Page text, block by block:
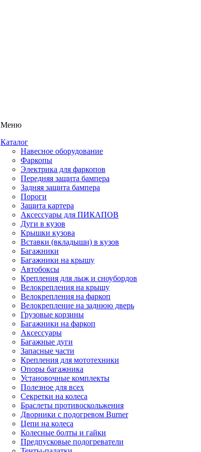
Меню
Каталог
Навесное оборудование
Фаркопы
Электрика для фаркопов
Передняя защита бампера
Задняя защита бампера
Пороги
Защита картера
Аксессуары для ПИКАПОВ
Дуги в кузов
Крышки кузова
Вставки (вкладыши) в кузов
Багажники
Багажники на крышу
Автобоксы
Крепления для лыж и сноубордов
Велокрепления на крышу
Велокрепления на фаркоп
Велокрепление на заднюю дверь
Грузовые корзины
Багажники на фаркоп
Аксессуары
Багажные дуги
Запасные части
Крепления для мототехники
Опоры багажника
Установочные комплекты
Полезное для всех
Секретки на колеса
Браслеты противоскольжения
Дворники с подогревом Burner
Цепи на колеса
Колесные болты и гайки
Предпусковые подогреватели